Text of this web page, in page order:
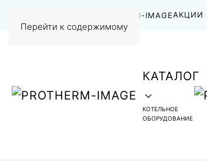
Перейти к содержимому
АКЦИИ
КАТАЛОГ
КОТЕЛЬНОЕ
ОБОРУДОВАНИЕ